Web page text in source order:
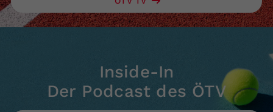
Inside-In
Der Podcast des ÖTV